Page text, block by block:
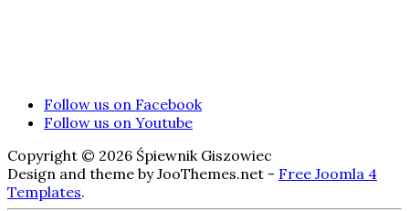
Follow us on Facebook
Follow us on Youtube
Copyright © 2026 Śpiewnik Giszowiec
Design and theme by JooThemes.net - Free Joomla 4
Templates.